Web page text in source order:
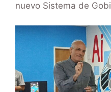
nuevo Sistema de